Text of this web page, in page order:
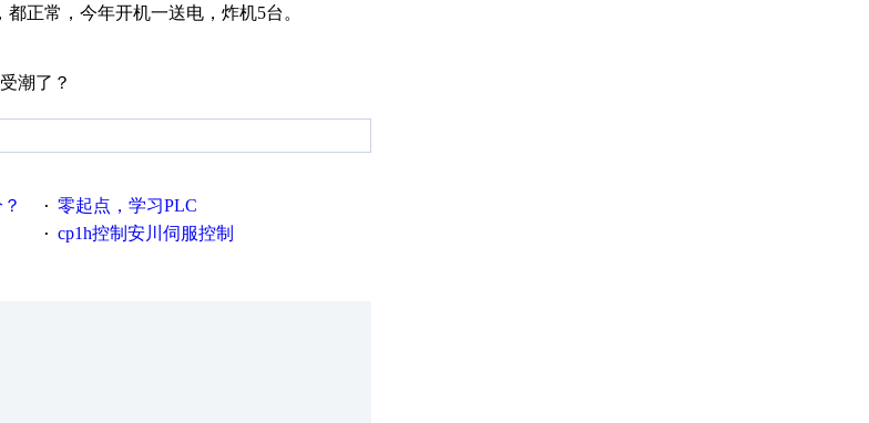
正常，今年开机一送电，炸机5台。
潮了？
· 零起点，学习PLC
· cp1h控制安川伺服控制